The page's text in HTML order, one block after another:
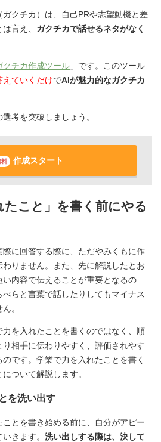
クチカ）は、自己PRや志望動機と差
言え、 ガクチカで話せるネタがなく
クチカ作成ツール 」です。このツール
えていくだけでAIが魅力的なガクチカ
考を突破しましょう。
料 作成スタート
たこと」を書く前にやる
に回答する際に、ただやみくもに作
りません。また、先に解説したとお
い内容で伝えることが重要となるの
らと言葉で話したりしてもマイナス
。
を入れたことを書くのではなく、順
相手に伝わりやすく、評価されやす
です。学業で力を入れたことを書く
ついて解説します。
を洗い出す
とを書き始める前に、自分がアピー
きます。 洗い出しする際は、決して